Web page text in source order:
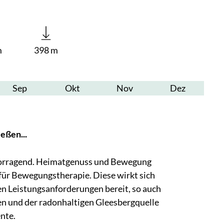
398 m
Sep Okt Nov Dez
Heimatgenuss und Bewegung
Bewegungstherapie. Diese wirkt sich
Leistungsanforderungen bereit, so auch
und der radonhaltigen Gleesbergquelle